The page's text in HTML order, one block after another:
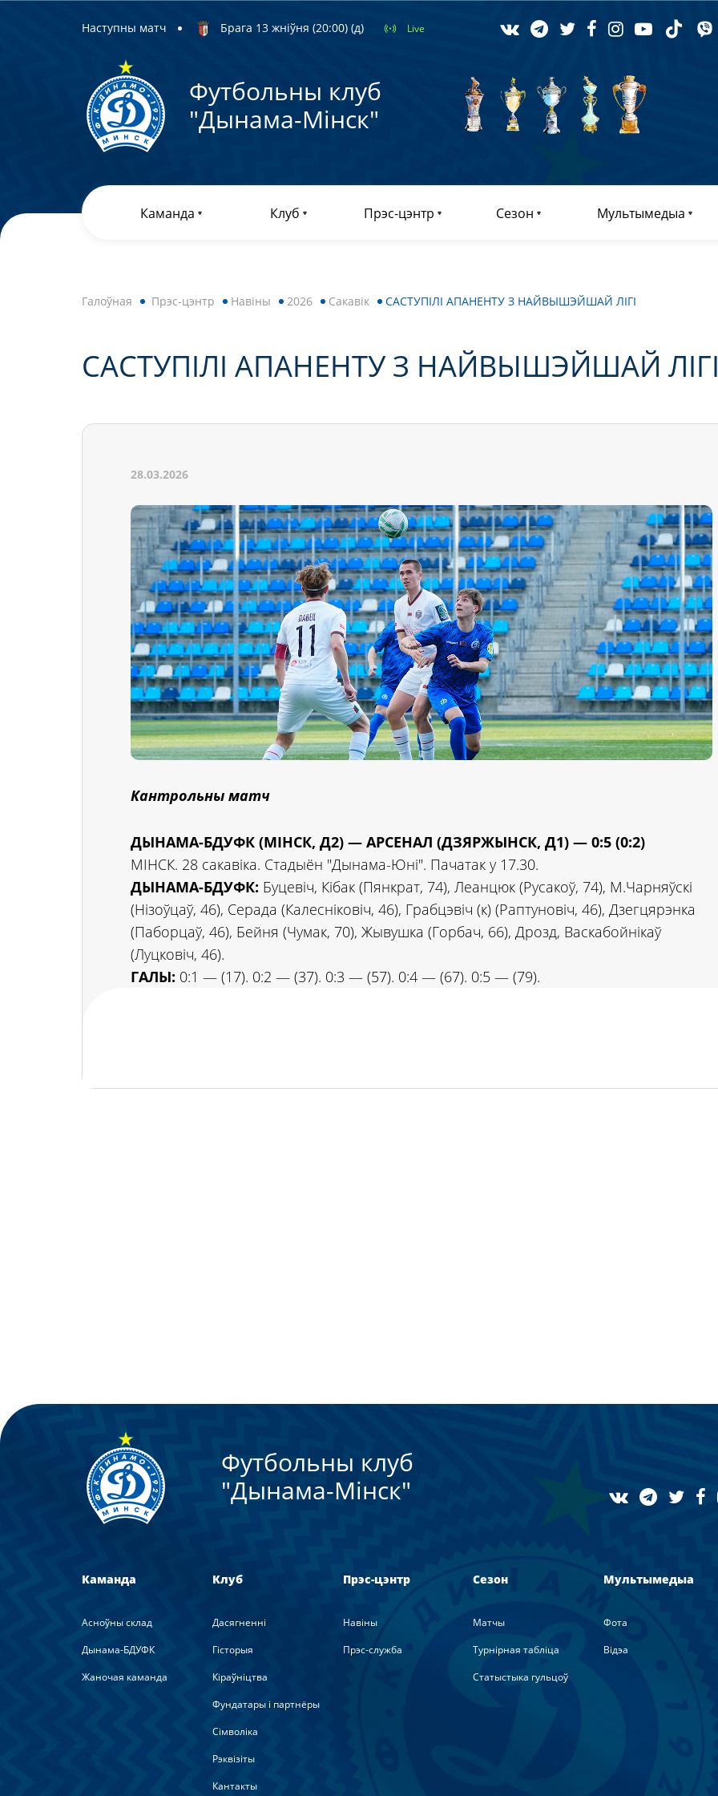
Наступны матч Брага 13 жніўня (20:00) (д) Live
Футбольны клуб
"Дынама-Мiнск"
Каманда Клуб Прэс-цэнтр Сезон Мультымедыа
Галоўная Прэс-цэнтр Навiны 2026 Сакавік САСТУПІЛІ АПАНЕНТУ З НАЙВЫШЭЙШАЙ ЛІГІ
САСТУПІЛІ АПАНЕНТУ З НАЙВЫШЭЙШАЙ
28.03.2026
Кантрольны матч
ДЫНАМА-БДУФК (МІНСК, Д2) — АРСЕНАЛ (ДЗЯРЖЫНСК, Д1) — 0:5 (0:2)
МІНСК. 28 сакавіка. Стадыён "Дынама-Юні". Пачатак у 17.30.
ДЫНАМА-БДУФК: Буцевіч, Кібак (Пянкрат, 74), Леанцюк (Русакоў, 74), М.Чарняўскі
(Нізоўцаў, 46), Серада (Калесніковіч, 46), Грабцэвіч (к) (Раптуновіч, 46), Дзегцярэнка
(Паборцаў, 46), Бейня (Чумак, 70), Жывушка (Горбач, 66), Дрозд, Васкабойнікаў
(Луцковіч, 46).
ГАЛЫ: 0:1 — (17). 0:2 — (37). 0:3 — (57). 0:4 — (67). 0:5 — (79).
Футбольны клуб
"Дынама-Мiнск"
Каманда
Асноўны склад
Дынама-БДУФК
Жаночая каманда
Клуб
Дасягненні
Гісторыя
Кіраўніцтва
Фундатары і партнёры
Сімволіка
Рэквізіты
Кантакты
Прэс-цэнтр
Навiны
Прэс-служба
Сезон
Матчы
Турнірная табліца
Статыстыка гульцоў
Мультымедыа
Фота
Вiдэа